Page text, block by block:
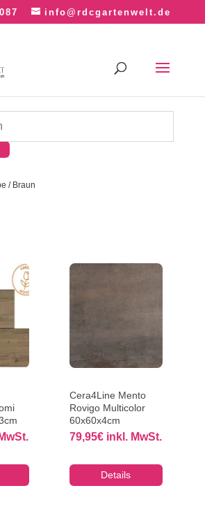
info@rdcgartenwelt.de
/ Braun
Cera4Line Mento
Rovigo Multicolor
60x60x4cm
79,95€ inkl. MwSt.
Details